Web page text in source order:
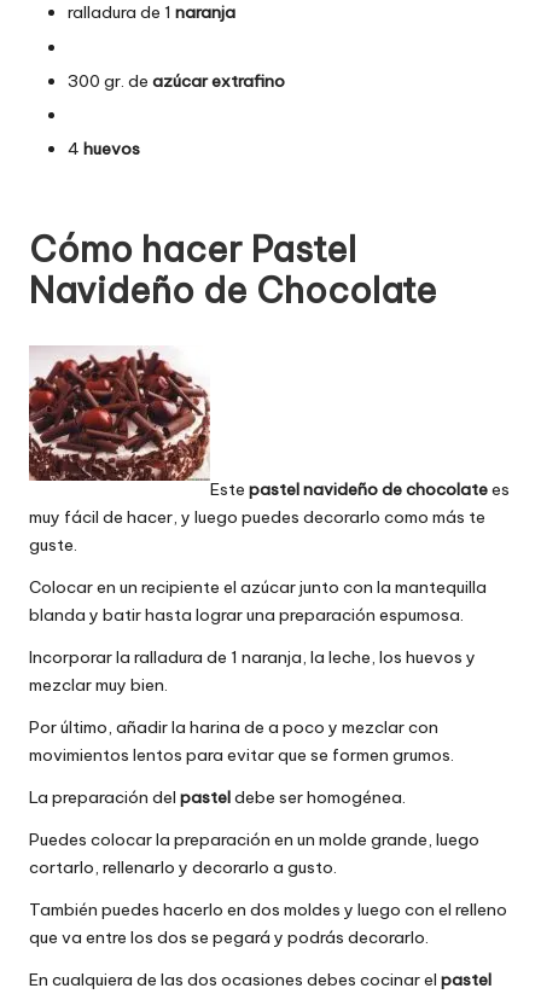
ralladura de 1 naranja
300 gr. de azúcar extrafino
4 huevos
Cómo hacer Pastel
Navideño de Chocolate
Este pastel navideño de chocolatees
muy fácil de hacer, y luego puedes decorarlo como más te
guste.
Colocar en un recipiente el azúcar junto con la mantequilla
blanda y batir hasta lograr una preparación espumosa.
Incorporar la ralladura de 1 naranja, la leche, los huevos y
mezclar muy bien.
Por último, añadir la harina de a poco y mezclar con
movimientos lentos para evitar que se formen grumos.
La preparación del pasteldebe ser homogénea.
Puedes colocar la preparación en un molde grande, luego
cortarlo, rellenarlo y decorarlo a gusto.
También puedes hacerlo en dos moldes y luego con el relleno
que va entre los dos se pegará y podrás decorarlo.
En cualquiera de las dos ocasiones debes cocinar el pastel